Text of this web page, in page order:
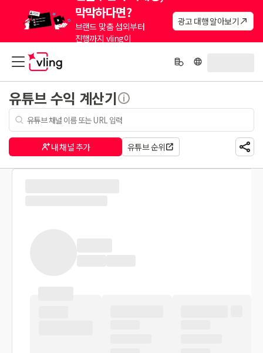
막막하다면?
브랜드 맞춤 섭외부터
진행까지 vling이
광고 대행 알아보기
유튜브 수익 계산기
내 채널 추가 유튜브 순위